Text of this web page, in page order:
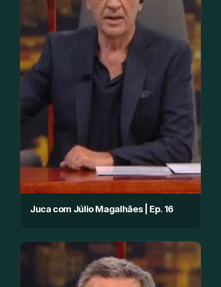
Juca com Júlio Magalhães | Ep. 16